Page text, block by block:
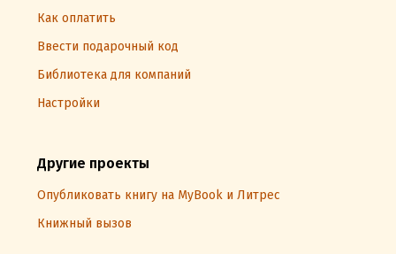
Как оплатить
Ввести подарочный код
Библиотека для компаний
Настройки
Другие проекты
Опубликовать книгу на MyBook и Литрес
Книжный вызов